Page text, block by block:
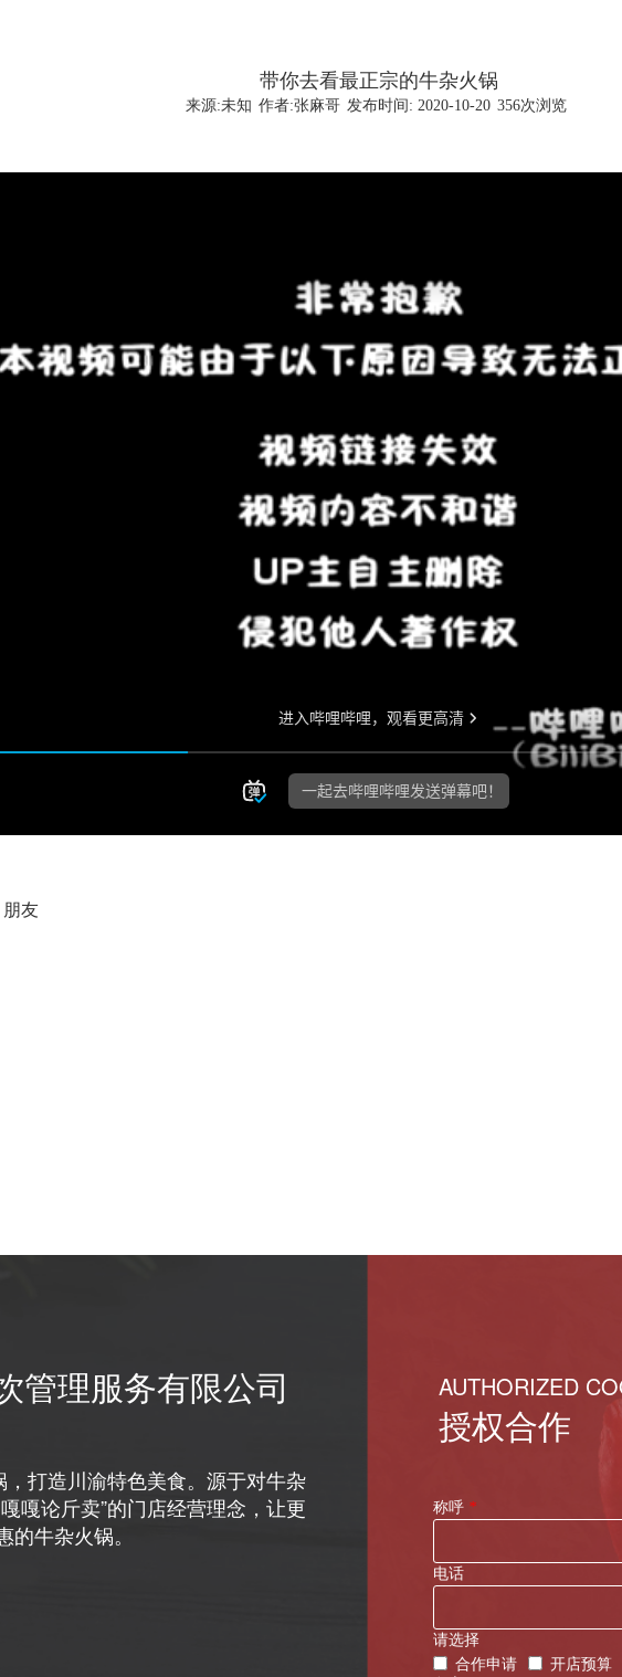
带你去看最正宗的牛杂火锅
来源:未知 作者:张麻哥 发布时间: 2020-10-20 356次浏览
友
管理服务有限公司
打造川渝特色美食。源于对牛杂
嘎论斤卖”的门店经营理念，让更
牛杂火锅。
称呼 *
电话
请选择
合作申请 开店预算
AUTHORIZED
授权合作